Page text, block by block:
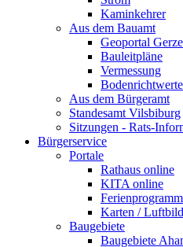
Kaminkehrer
Aus dem Bauamt
Geoportal
Bauleitpläne
Vermessung
Bodenrichtwerte
Aus dem Bürgeramt
Standesamt Vilsbiburg
Sitzungen - Rats-
Bürgerservice
Portale
Rathaus online
KITA online
Ferienprogramm
Karten /
Baugebiete
Baugebiete